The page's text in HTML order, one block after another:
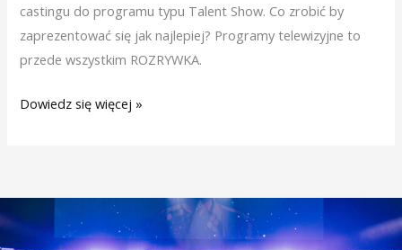
castingu do programu typu Talent Show. Co zrobić by
zaprezentować się jak najlepiej? Programy telewizyjne to
przede wszystkim ROZRYWKA.
castingu.
Dowiedz się więcej »